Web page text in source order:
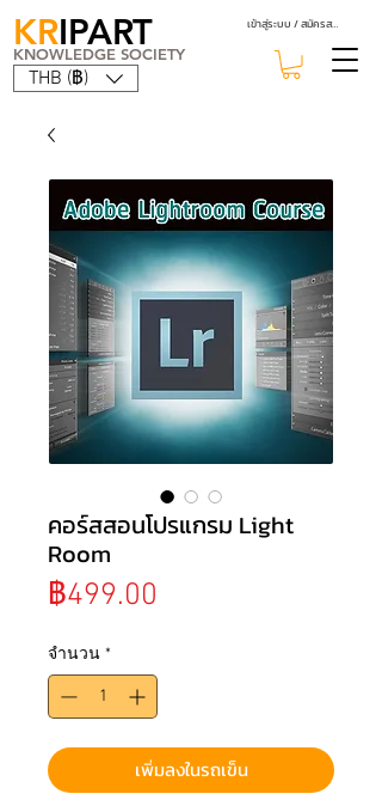
KRIPART
KNOWLEDGE SOCIETY
เข้าสู่ระบบ / สมัครสมาชิก
THB (฿)
คอร์สสอนโปรแกรม Light
Room
฿499.00
จำนวน *
เพิ่มลงในรถเข็น